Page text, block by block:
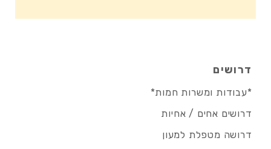
דרושים
*עבודות ומשרות חמות*
דרושים אחים / אחיות
דרושה מטפלת למעון